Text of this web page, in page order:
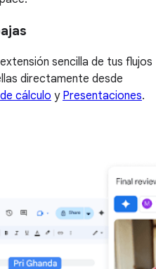
sencilla de tus flujos
directamente desde
cálculo y Presentaciones.